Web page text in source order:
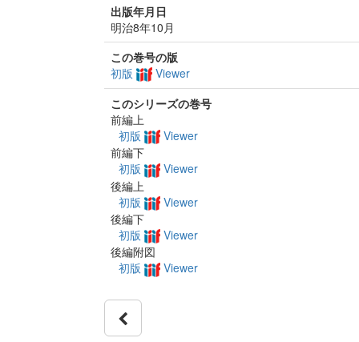
出版年月日
明治8年10月
この巻号の版
初版
Viewer
このシリーズの巻号
前編上
初版
Viewer
前編下
初版
Viewer
後編上
初版
Viewer
後編下
初版
Viewer
後編附図
初版
Viewer